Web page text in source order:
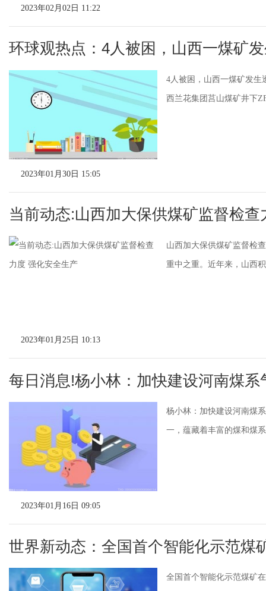
2023年02月02日 11:22
环球观热点：4人被困，山西一煤矿
4人被困，山西一煤矿发生
西兰花集团莒山煤矿井下
2023年01月30日 15:05
当前动态:山西加大保供煤矿监督检查
山西加大保供煤矿监督检
重中之重。近年来，山西
2023年01月25日 10:13
每日消息!杨小林：加快建设河南煤系
杨小林：加快建设河南煤
一，蕴藏着丰富的煤和煤
2023年01月16日 09:05
世界新动态：全国首个智能化示范煤
全国首个智能化示范煤矿